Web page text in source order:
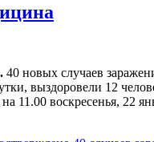
40 новых случаев
выздоровели 12
11.00 воскресенья, 22